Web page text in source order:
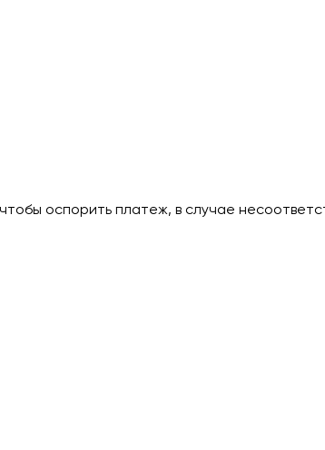
оспорить платеж, в случае